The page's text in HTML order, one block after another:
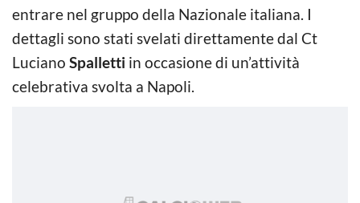
entrare nel gruppo della Nazionale italiana. I
dettagli sono stati svelati direttamente dal Ct
Luciano Spalletti in occasione di un’attività
celebrativa svolta a Napoli.